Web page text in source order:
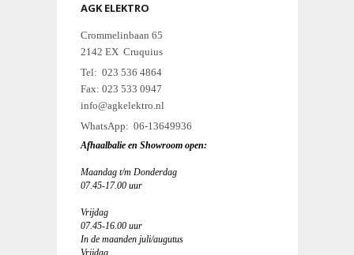
AGK ELEKTRO
Crommelinbaan 65
2142 EX Cruquius
Tel: 023 536 4864
Fax: 023 533 0947
info@agkelektro.nl
WhatsApp: 06-13649936
Afhaalbalie en Showroom open:
Maandag t/m Donderdag
07.45-17.00 uur
Vrijdag
07.45-16.00 uur
In de maanden juli/augutus
Vrijdag